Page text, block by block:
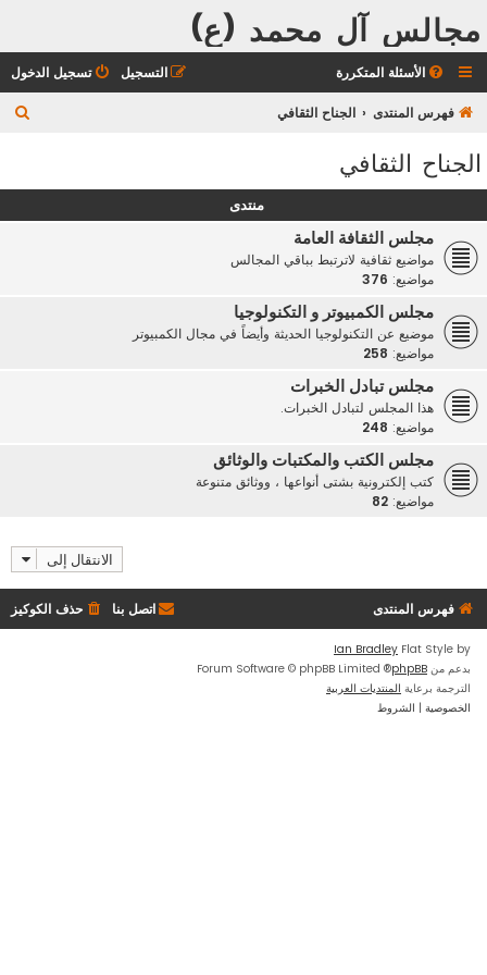
مجالس آل محمد (ع)
الأسئلة المتكررة تسجيل الدخول التسجيل
فهرس المنتدى الجناح الثقافي
الجناح الثقافي
منتدى
مجلس الثقافة العامة
مواضيع ثقافية لاترتبط بباقي المجالس
مواضيع: 376
مجلس الكمبيوتر و التكنولوجيا
موضيع عن التكنولوجيا الحديثة وأيضاً في مجال الكمبيوتر
مواضيع: 258
مجلس تبادل الخبرات
هذا المجلس لتبادل الخبرات.
مواضيع: 248
مجلس الكتب والمكتبات والوثائق
كتب إلكترونية بشتى أنواعها ، ووثائق متنوعة
مواضيع: 82
الانتقال إلى
فهرس المنتدى حذف الكوكيز اتصل بنا
Flat Style by
Ian Bradley
بدعم من phpBB
® Forum Software © phpBB Limited
الترجمة برعاية المنتديات العربية
الخصوصية | الشروط